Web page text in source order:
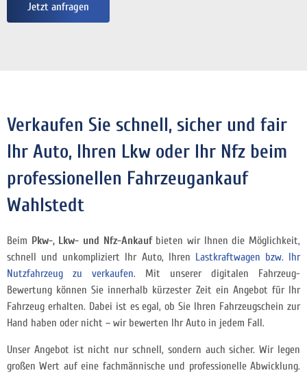
Jetzt anfragen
Verkaufen Sie schnell, sicher und fair
Ihr Auto, Ihren Lkw oder Ihr Nfz beim
professionellen Fahrzeugankauf
Wahlstedt
Beim Pkw-, Lkw- und Nfz-Ankaufbieten wir Ihnen die Möglichkeit,
schnell und unkompliziert Ihr Auto, Ihren Lastkraftwagen bzw. Ihr
Nutzfahrzeug zu verkaufen. Mit unserer digitalen Fahrzeug-
Bewertung können Sie innerhalb kürzester Zeit ein Angebot für Ihr
Fahrzeug erhalten. Dabei ist es egal, ob Sie Ihren Fahrzeugschein zur
Hand haben oder nicht – wir bewerten Ihr Auto in jedem Fall.
Unser Angebot ist nicht nur schnell, sondern auch sicher. Wir legen
großen Wert auf eine fachmännische und professionelle Abwicklung.